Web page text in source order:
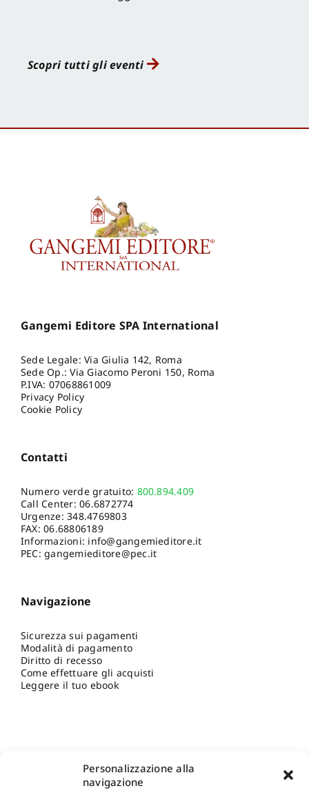
Personalizzazione alla
navigazione
Scopri tutti gli eventi
Gangemi Editore SPA International
Sede Legale: Via Giulia 142, Roma
Sede Op.: Via Giacomo Peroni 150, Roma
P.IVA: 07068861009
Privacy Policy
Cookie Policy
Contatti
Numero verde gratuito: 800.894.409
Call Center:06.6872774
Urgenze:348.4769803
FAX: 06.68806189
Informazioni: info@gangemieditore.it
PEC: gangemieditore@pec.it
Navigazione
Sicurezza sui pagamenti
Modalità di pagamento
Diritto di recesso
Come effettuare gli acquisti
Leggere il tuo ebook